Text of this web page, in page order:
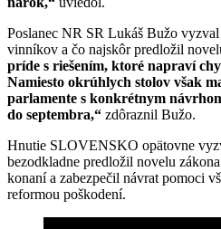
Poslanec NR SR Lukáš Bužo
vinníkov a čo najskôr predložil
príde s riešením, ktoré napraví
Namiesto okrúhlych stolov však
parlamente s konkrétnym
do septembra,“ zdôraznil Bužo.
Hnutie SLOVENSKO opätovne
bezodkladne predložil novelu
konaní a zabezpečil návrat pomoci
reformou poškodení.